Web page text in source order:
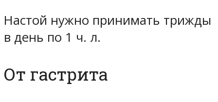
Настой нужно принимать трижды
в день по 1 ч. л.
От гастрита